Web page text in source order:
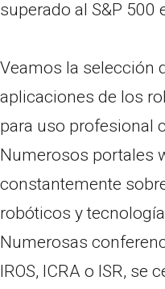
superado al S&P 500
Veamos la selección
aplicaciones de los
para uso profesional
Numerosos portales
constantemente
robóticos y
Numerosas
IROS, ICRA o ISR, se